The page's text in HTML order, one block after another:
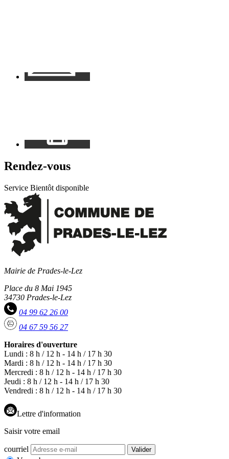
Rendez-vous
Service Bientôt disponible
Mairie de Prades-le-Lez
Place du 8 Mai 1945
34730 Prades-le-Lez
04 99 62 26 00
04 67 59 56 27
Horaires d'ouverture
Lundi : 8 h / 12 h - 14 h / 17 h 30
Mardi : 8 h / 12 h - 14 h / 17 h 30
Mercredi : 8 h / 12 h - 14 h / 17 h 30
Jeudi : 8 h / 12 h - 14 h / 17 h 30
Vendredi : 8 h / 12 h - 14 h / 17 h 30
Lettre d'information
Saisir votre email
courriel Valider